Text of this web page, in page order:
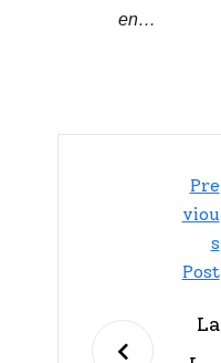
en…
Pre
Viou
S
Post
La